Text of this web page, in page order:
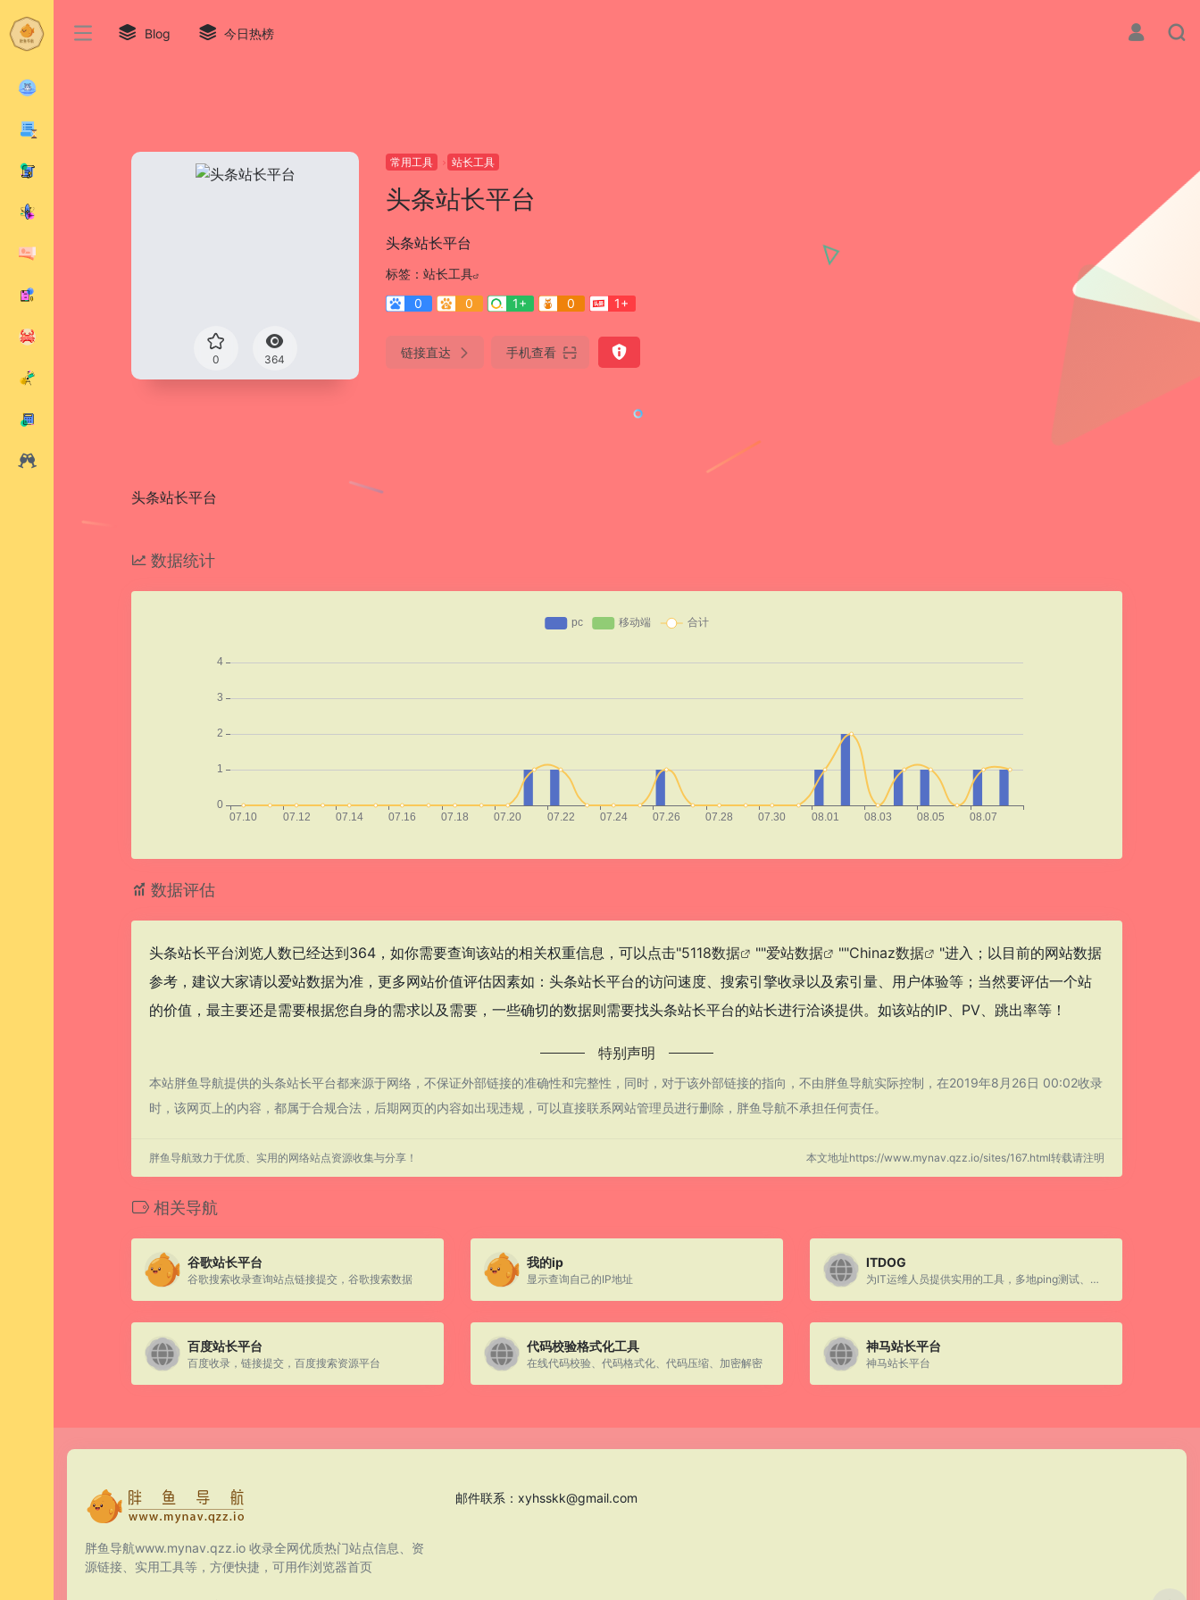
Blog 今日热榜
0 364
常用工具 站长工具
头条站长平台
头条站长平台
标签： 站长工具
0
0 1+ 0 1+
链接直达 手机查看
头条站长平台
数据统计
数据评估
头条站长平台浏览人数已经达到364，如你需要查询该站的相关权重信息，可以点击"5118数据 ""爱站数据 ""Chinaz数据
"进入；以目前的网站数据
参考，建议大家请以爱站数据为准，更多网站价值评估因素如：头条站长平台的访问速度、搜索引擎收录以及索引量、用户体验等；当然要评估一个站
的价值，最主要还是需要根据您自身的需求以及需要，一些确切的数据则需要找头条站长平台的站长进行洽谈提供。如该站的IP、PV、跳出率等！
特别声明
本站胖鱼导航提供的头条站长平台都来源于网络，不保证外部链接的准确性和完整性，同时，对于该外部链接的指向，不由胖鱼导航实际控制，在2019年8月26日 00:02收录
时，该网页上的内容，都属于合规合法，后期网页的内容如出现违规，可以直接联系网站管理员进行删除，胖鱼导航不承担任何责任。
胖鱼导航致力于优质、实用的网络站点资源收集与分享！ 本文地址https://www.mynav.qzz.io/sites/167.html转载请注明
相关导航
谷歌站长平台
谷歌搜索收录查询站点链接提交，谷歌搜索数据
我的ip
显示查询自己的IP地址
ITDOG
为IT运维人员提供实用的工具，多地ping测试、多地tcping测试、网站测速、HTTP测速、API测速、路由追踪、在线MTR 、DNS查询等
百度站长平台
百度收录，链接提交，百度搜索资源平台
代码校验格式化工具
在线代码校验、代码格式化、代码压缩、加密解密
神马站长平台
神马站长平台
胖鱼导航www.mynav.qzz.io 收录全网优质热门站点信息、资
源链接、实用工具等，方便快捷，可用作浏览器首页
邮件联系： xyhsskk@gmail.com